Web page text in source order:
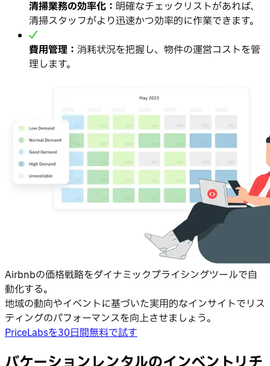
清掃業務の効率化： 明確なチェックリストがあれば、
清掃スタッフがより迅速かつ効率的に作業できます。
費用管理： 消耗状況を把握し、物件の運営コストを管
理します。
Airbnbの価格戦略をダイナミックプライシングツールで自
動化する。
地域の動向やイベントに基づいた実用的なインサイトでリス
ティングのパフォーマンスを向上させましょう。
PriceLabsを30日間無料で試す